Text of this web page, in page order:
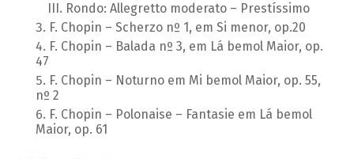
Rondo: Allegretto moderato – Prestíssimo
F. Chopin – Scherzo nº 1, em Si menor, op.20
F. Chopin – Balada nº 3, em Lá bemol Maior, op.
47
F. Chopin – Noturno em Mi bemol Maior, op. 55,
nº 2
F. Chopin – Polonaise – Fantasie em Lá bemol
Maior, op. 61